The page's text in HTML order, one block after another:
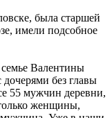
была старшей
имели подсобное
Валентины
без главы
55 мужчин деревни,
женщины,